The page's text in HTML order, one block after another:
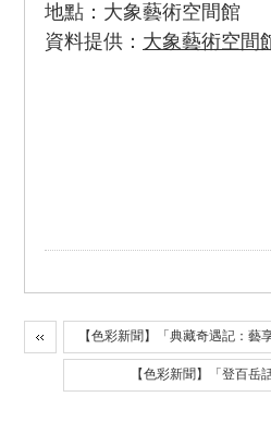
地點：大象藝術空間館
資料提供： 大象藝術空間
【色彩新聞】「典藏奇遇記：
【色彩新聞】「登百